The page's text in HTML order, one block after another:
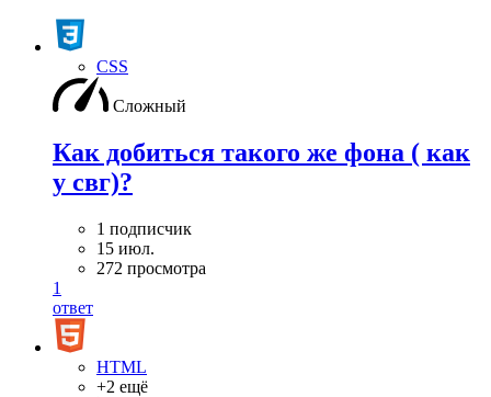
CSS
Сложный
Как добиться такого же фона ( как
у свг)?
1 подписчик
15 июл.
272 просмотра
1
ответ
HTML
+2 ещё